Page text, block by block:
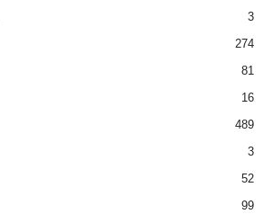
3
274
81
16
489
3
52
99